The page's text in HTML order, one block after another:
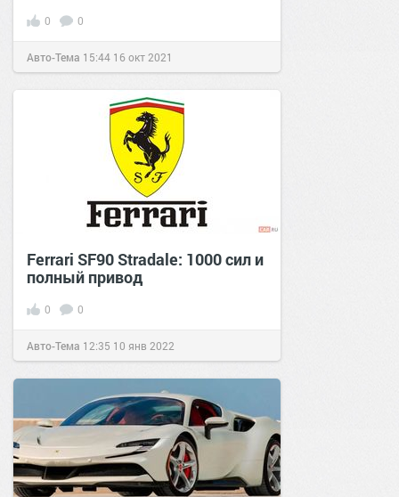
0 0
Авто-Тема 15:44 16 окт 2021
Ferrari SF90 Stradale: 1000 сил и
полный привод
0 0
Авто-Тема 12:35 10 янв 2022